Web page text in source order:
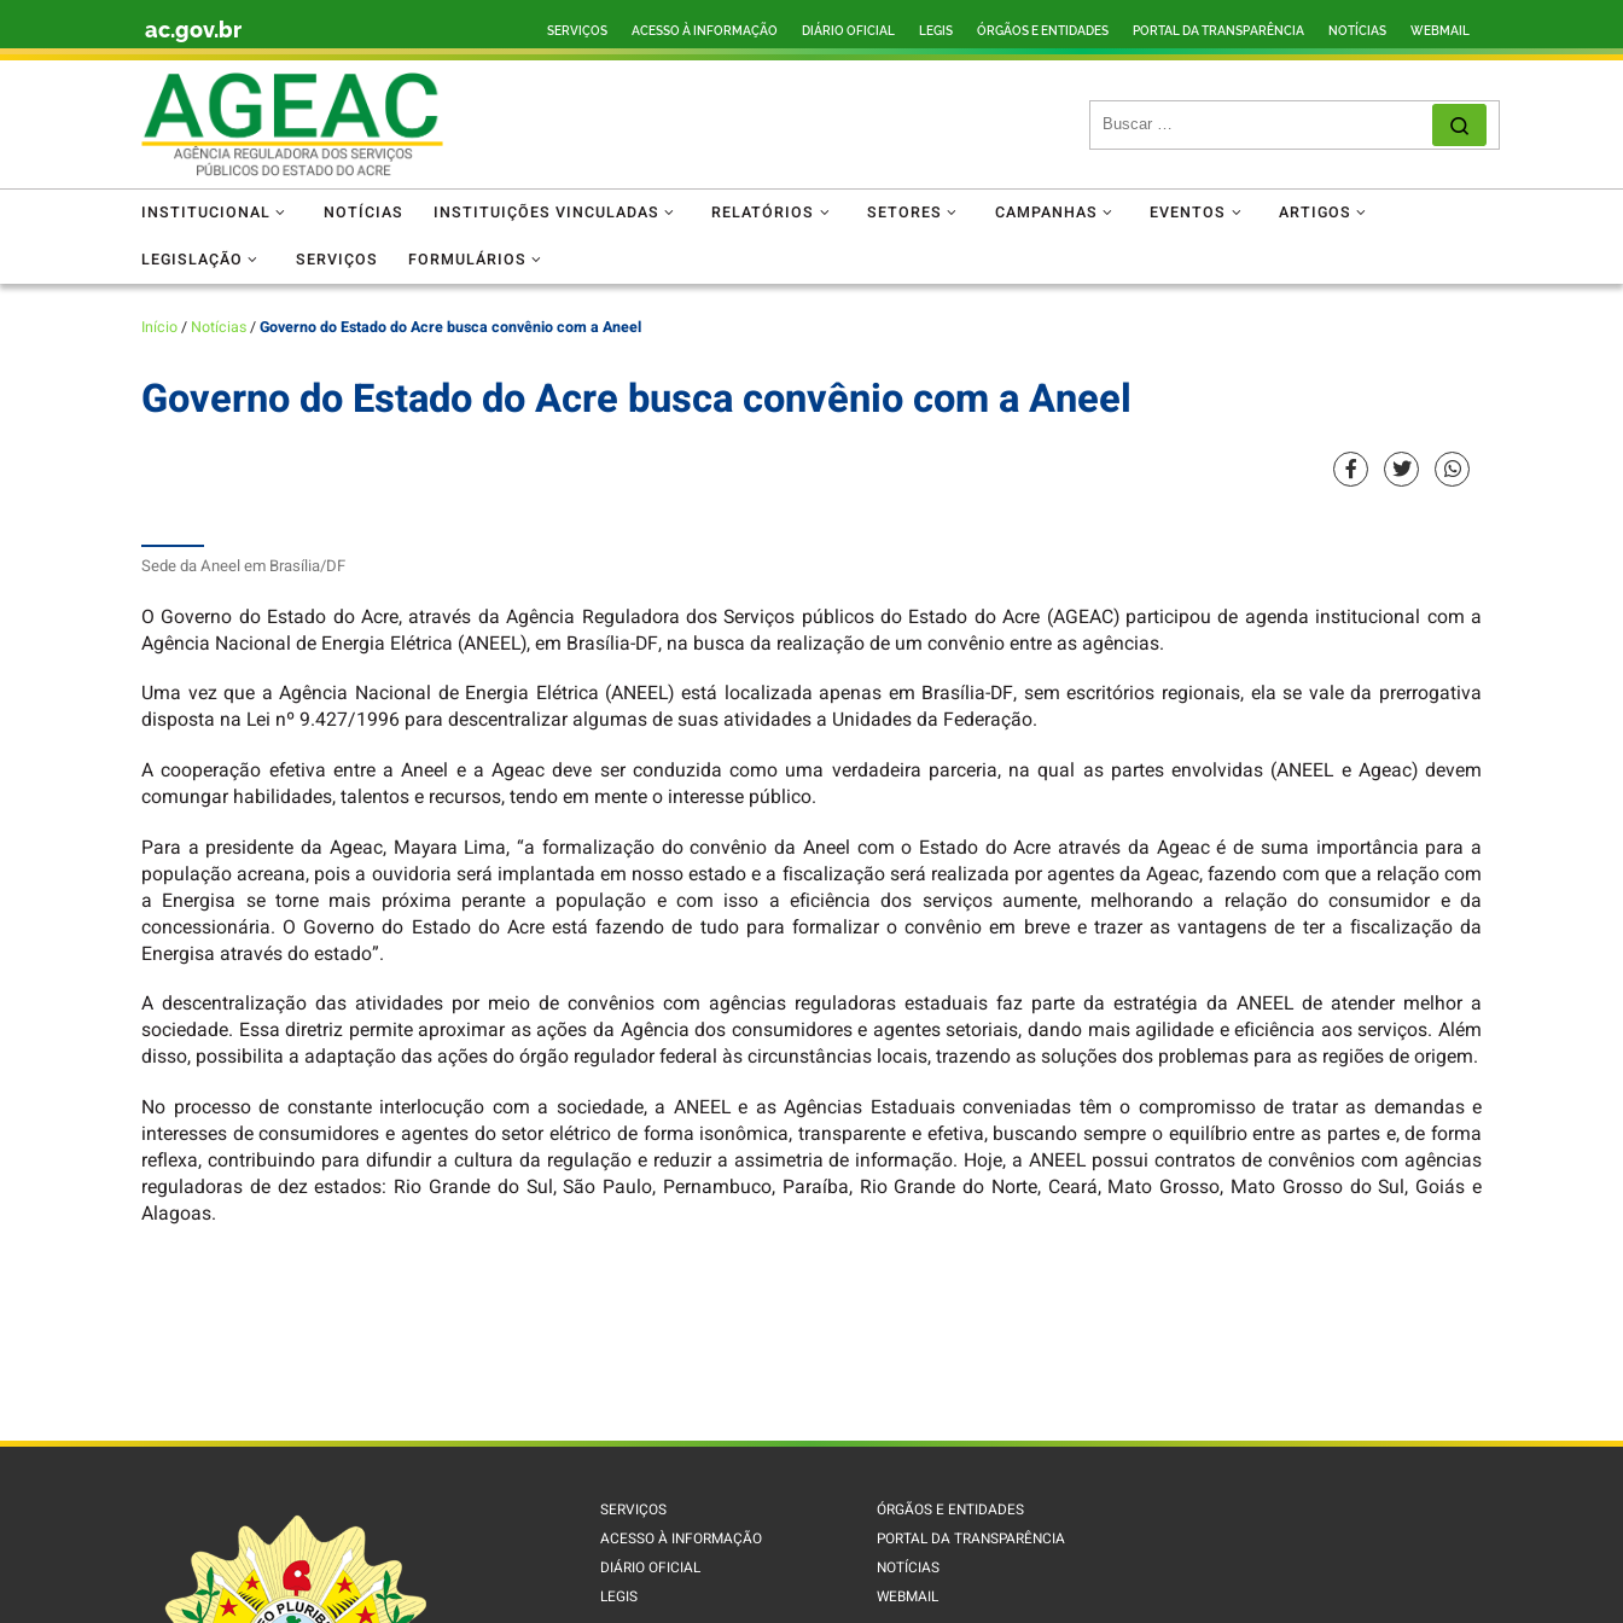
ac.gov.br SERVIÇOS ACESSO À INFORMAÇÃO DIÁRIO OFICIAL LEGIS ÓRGÃOS E ENTIDADES PORTAL DA TRANSPARÊNCIA NOTÍCIAS WEBMAIL
SEARCH
INSTITUCIONAL NOTÍCIAS INSTITUIÇÕES VINCULADAS RELATÓRIOS SETORES CAMPANHAS EVENTOS ARTIGOS
LEGISLAÇÃO SERVIÇOS FORMULÁRIOS
Início/ Notícias/Governo do Estado do Acre busca convênio com a Aneel
Governo do Estado do Acre busca convênio com a Aneel
Sede da Aneel em Brasília/DF
O Governo do Estado do Acre, através da Agência Reguladora dos Serviços públicos do Estado do Acre (AGEAC) participou de agenda institucional com a
Agência Nacional de Energia Elétrica (ANEEL), em Brasília-DF, na busca da realização de um convênio entre as agências.
Uma vez que a Agência Nacional de Energia Elétrica (ANEEL) está localizada apenas em Brasília-DF, sem escritórios regionais, ela se vale da prerrogativa
disposta na Lei nº 9.427/1996 para descentralizar algumas de suas atividades a Unidades da Federação.
A cooperação efetiva entre a Aneel e a Ageac deve ser conduzida como uma verdadeira parceria, na qual as partes envolvidas (ANEEL e Ageac) devem
comungar habilidades, talentos e recursos, tendo em mente o interesse público.
Para a presidente da Ageac, Mayara Lima, “a formalização do convênio da Aneel com o Estado do Acre através da Ageac é de suma importância para a
população acreana, pois a ouvidoria será implantada em nosso estado e a fiscalização será realizada por agentes da Ageac, fazendo com que a relação com
a Energisa se torne mais próxima perante a população e com isso a eficiência dos serviços aumente, melhorando a relação do consumidor e da
concessionária. O Governo do Estado do Acre está fazendo de tudo para formalizar o convênio em breve e trazer as vantagens de ter a fiscalização da
Energisa através do estado”.
A descentralização das atividades por meio de convênios com agências reguladoras estaduais faz parte da estratégia da ANEEL de atender melhor a
sociedade. Essa diretriz permite aproximar as ações da Agência dos consumidores e agentes setoriais, dando mais agilidade e eficiência aos serviços. Além
disso, possibilita a adaptação das ações do órgão regulador federal às circunstâncias locais, trazendo as soluções dos problemas para as regiões de origem.
No processo de constante interlocução com a sociedade, a ANEEL e as Agências Estaduais conveniadas têm o compromisso de tratar as demandas e
interesses de consumidores e agentes do setor elétrico de forma isonômica, transparente e efetiva, buscando sempre o equilíbrio entre as partes e, de forma
reflexa, contribuindo para difundir a cultura da regulação e reduzir a assimetria de informação. Hoje, a ANEEL possui contratos de convênios com agências
reguladoras de dez estados: Rio Grande do Sul, São Paulo, Pernambuco, Paraíba, Rio Grande do Norte, Ceará, Mato Grosso, Mato Grosso do Sul, Goiás e
Alagoas.
SERVIÇOS
ACESSO À INFORMAÇÃO
DIÁRIO OFICIAL
LEGIS
ÓRGÃOS E ENTIDADES
PORTAL DA TRANSPARÊNCIA
NOTÍCIAS
WEBMAIL